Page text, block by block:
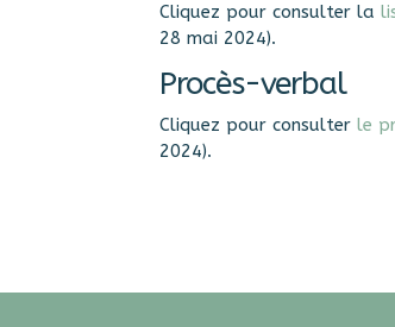
Cliquez pour consulter la
28 mai 2024).
Procès-verbal
Cliquez pour consulterle
2024).